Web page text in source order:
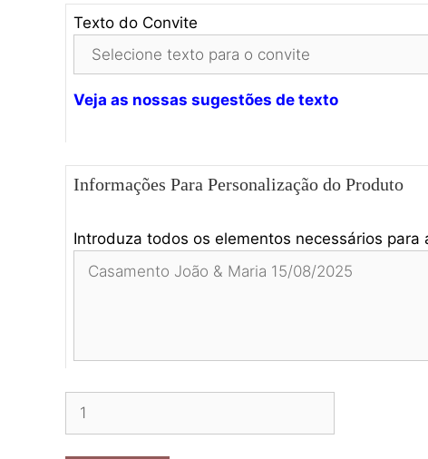
Texto do Convite
Veja as nossas sugestões de texto
Informações Para Personalização do Produto
Introduza todos os elementos necessários